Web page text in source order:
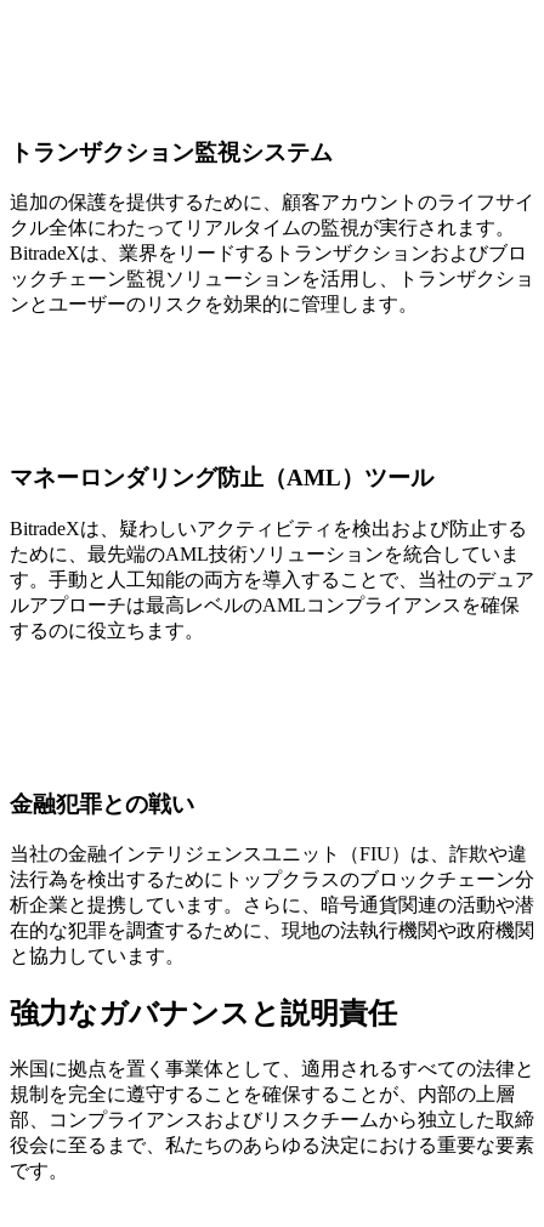
トランザクション監視システム
追加の保護を提供するために、顧客アカウントのライフサイ
クル全体にわたってリアルタイムの監視が実行されます。
BitradeXは、業界をリードするトランザクションおよびブロ
ックチェーン監視ソリューションを活用し、トランザクショ
ンとユーザーのリスクを効果的に管理します。
マネーロンダリング防止（AML）ツール
BitradeXは、疑わしいアクティビティを検出および防止する
ために、最先端のAML技術ソリューションを統合していま
す。手動と人工知能の両方を導入することで、当社のデュア
ルアプローチは最高レベルのAMLコンプライアンスを確保
するのに役立ちます。
金融犯罪との戦い
当社の金融インテリジェンスユニット（FIU）は、詐欺や違
法行為を検出するためにトップクラスのブロックチェーン分
析企業と提携しています。さらに、暗号通貨関連の活動や潜
在的な犯罪を調査するために、現地の法執行機関や政府機関
と協力しています。
強力なガバナンスと説明責任
米国に拠点を置く事業体として、適用されるすべての法律と
規制を完全に遵守することを確保することが、内部の上層
部、コンプライアンスおよびリスクチームから独立した取締
役会に至るまで、私たちのあらゆる決定における重要な要素
です。